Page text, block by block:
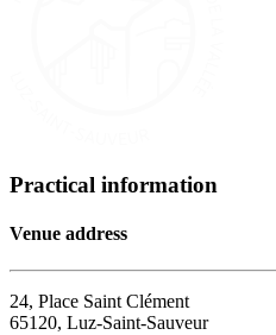
Practical information
Venue address
24, Place Saint Clément
65120, Luz-Saint-Sauveur